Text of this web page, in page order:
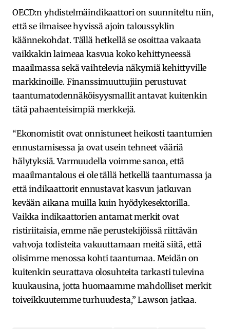
OECD:n yhdistelmäindikaattori on suunniteltu niin,
että se ilmaisee hyvissä ajoin taloussyklin
käännekohdat. Tällä hetkellä se osoittaa vakaata
vaikkakin laimeaa kasvua koko kehittyneessä
maailmassa sekä vaihtelevia näkymiä kehittyville
markkinoille. Finanssimuuttujiin perustuvat
taantumatodennäköisyysmallit antavat kuitenkin
tätä pahaenteisimpiä merkkejä.
“Ekonomistit ovat onnistuneet heikosti taantumien
ennustamisessa ja ovat usein tehneet vääriä
hälytyksiä. Varmuudella voimme sanoa, että
maailmantalous ei ole tällä hetkellä taantumassa ja
että indikaattorit ennustavat kasvun jatkuvan
kevään aikana muilla kuin hyödykesektorilla.
Vaikka indikaattorien antamat merkit ovat
ristiriitaisia, emme näe perustekijöissä riittävän
vahvoja todisteita vakuuttamaan meitä siitä, että
olisimme menossa kohti taantumaa. Meidän on
kuitenkin seurattava olosuhteita tarkasti tulevina
kuukausina, jotta huomaamme mahdolliset merkit
toiveikkuutemme turhuudesta,” Lawson jatkaa.